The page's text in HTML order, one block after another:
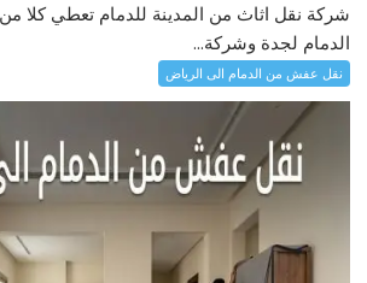
شركة نقل اثاث من المدينة للدمام تعطي كلا
الدمام لجدة وشركة...
نقل عفش من الدمام الى الرياض